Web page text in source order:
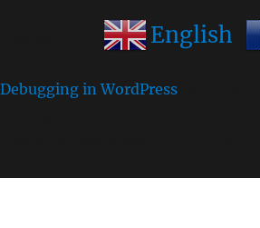
: Function
Debugging in WordPress
English